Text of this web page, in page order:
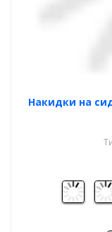
Накидки на